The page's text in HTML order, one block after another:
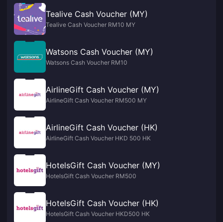
Tealive Cash Voucher (MY)
Tealive Cash Voucher RM10 MY
Watsons Cash Voucher (MY)
Watsons Cash Voucher RM10
AirlineGift Cash Voucher (MY)
AirlineGift Cash Voucher RM500 MY
AirlineGift Cash Voucher (HK)
AirlineGift Cash Voucher HKD 500 HK
HotelsGift Cash Voucher (MY)
HotelsGift Cash Voucher RM500
HotelsGift Cash Voucher (HK)
HotelsGift Cash Voucher HKD500 HK